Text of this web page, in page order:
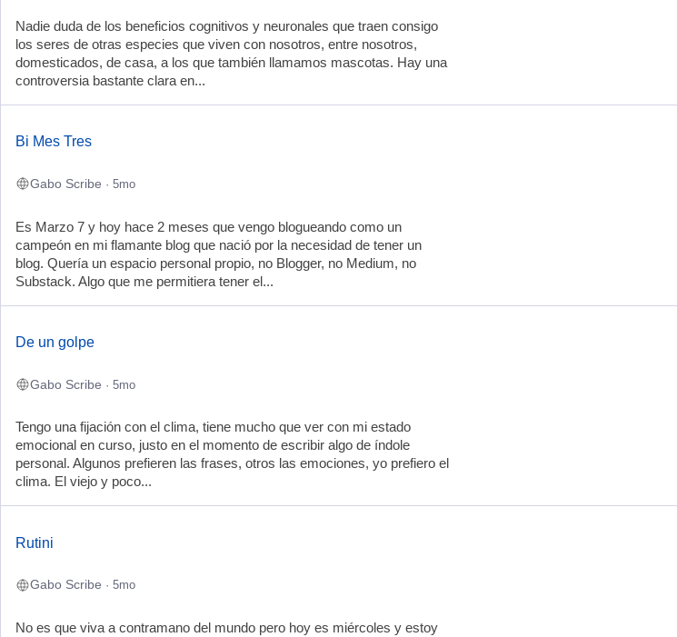
Nadie duda de los beneficios cognitivos y neuronales que traen consigo
los seres de otras especies que viven con nosotros, entre nosotros,
domesticados, de casa, a los que también llamamos mascotas. Hay una
controversia bastante clara en...
Bi Mes Tres
Gabo Scribe · 5mo
Es Marzo 7 y hoy hace 2 meses que vengo blogueando como un
campeón en mi flamante blog que nació por la necesidad de tener un
blog. Quería un espacio personal propio, no Blogger, no Medium, no
Substack. Algo que me permitiera tener el...
De un golpe
Gabo Scribe · 5mo
Tengo una fijación con el clima, tiene mucho que ver con mi estado
emocional en curso, justo en el momento de escribir algo de índole
personal. Algunos prefieren las frases, otros las emociones, yo prefiero el
clima. El viejo y poco...
Rutini
Gabo Scribe · 5mo
No es que viva a contramano del mundo pero hoy es miércoles y estoy